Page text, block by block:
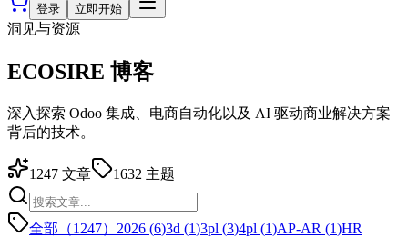
登录 立即开始
洞见与资源
ECOSIRE 博客
深入探索 Odoo 集成、电商自动化以及 AI 驱动商业解决方案
背后的技术。
1247 文章 1632 主题
全部（1247） 2026 (6)3d (1)3pl (3)4pl (1)AP-AR (1)HR